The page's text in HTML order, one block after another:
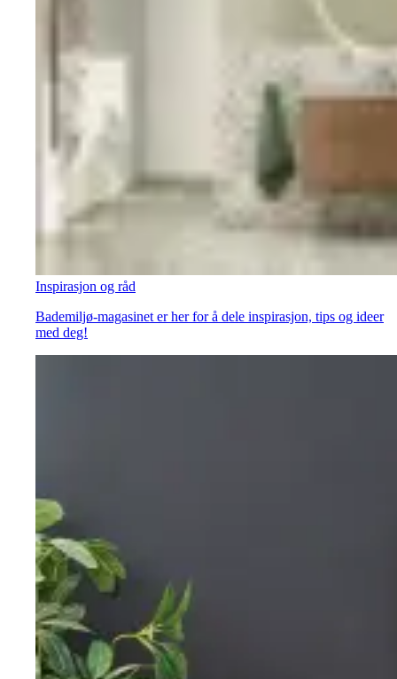
Inspirasjon og råd
Bademiljø-magasinet er her for å dele inspirasjon, tips og ideer
med deg!